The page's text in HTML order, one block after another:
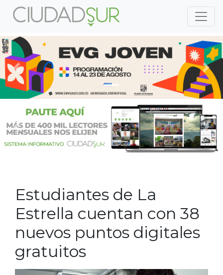
Previous
Previous
Estudiantes de La
Estrella cuentan con 38
nuevos puntos digitales
gratuitos